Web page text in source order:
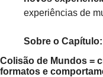
experiências de
Sobre o Capítulo:
Colisão de Mundos =
formatos e